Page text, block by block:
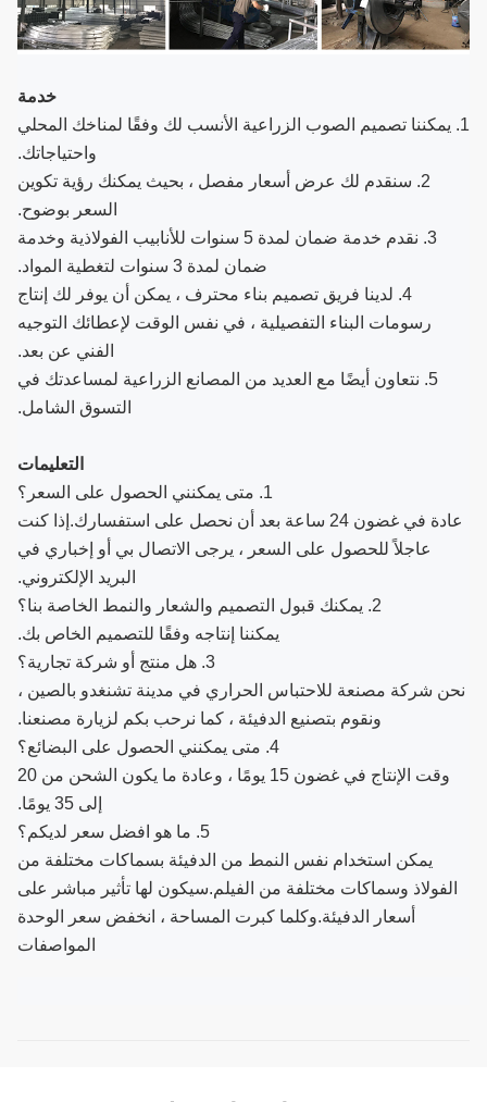
خدمة
1. يمكننا تصميم الصوب الزراعية الأنسب لك وفقًا لمناخك المحلي
واحتياجاتك.
2. سنقدم لك عرض أسعار مفصل ، بحيث يمكنك رؤية تكوين
السعر بوضوح.
3. نقدم خدمة ضمان لمدة 5 سنوات للأنابيب الفولاذية وخدمة
ضمان لمدة 3 سنوات لتغطية المواد.
4. لدينا فريق تصميم بناء محترف ، يمكن أن يوفر لك إنتاج
رسومات البناء التفصيلية ، في نفس الوقت لإعطائك التوجيه
الفني عن بعد.
5. نتعاون أيضًا مع العديد من المصانع الزراعية لمساعدتك في
التسوق الشامل.
التعليمات
1. متى يمكنني الحصول على السعر؟
عادة في غضون 24 ساعة بعد أن نحصل على استفسارك.إذا كنت
عاجلاً للحصول على السعر ، يرجى الاتصال بي أو إخباري في
البريد الإلكتروني.
2. يمكنك قبول التصميم والشعار والنمط الخاصة بنا؟
يمكننا إنتاجه وفقًا للتصميم الخاص بك.
3. هل منتج أو شركة تجارية؟
نحن شركة مصنعة للاحتباس الحراري في مدينة تشنغدو بالصين ،
ونقوم بتصنيع الدفيئة ، كما نرحب بكم لزيارة مصنعنا.
4. متى يمكنني الحصول على البضائع؟
وقت الإنتاج في غضون 15 يومًا ، وعادة ما يكون الشحن من 20
إلى 35 يومًا.
5. ما هو افضل سعر لديكم؟
يمكن استخدام نفس النمط من الدفيئة بسماكات مختلفة من
الفولاذ وسماكات مختلفة من الفيلم.سيكون لها تأثير مباشر على
أسعار الدفيئة.وكلما كبرت المساحة ، انخفض سعر الوحدة
المواصفات